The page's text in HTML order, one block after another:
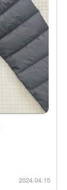
2024.04.15